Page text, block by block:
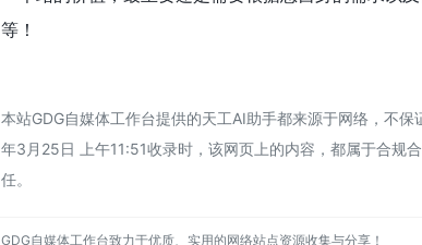
等！
本站GDG自媒体工作台提供的天工AI助手都来源于网络，不
年3月25日 上午11:51收录时，该网页上的内容，都属于合规
任。
GDG自媒体工作台致力于优质、实用的网络站点资源收集与分享！